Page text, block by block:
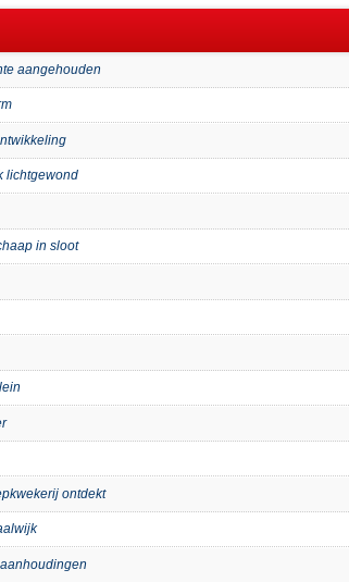
aangehouden
lichtgewond
in sloot
ontdekt